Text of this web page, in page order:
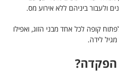
ולעבור ביניהם ללא אירוע מס.
קופה לכל אחד מבני הזוג, ואפילו
לידה.